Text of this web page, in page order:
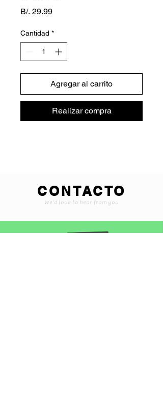
B/. 29.99Precio
Cantidad *
Agregar al carrito
Realizar compra
CONTACTO
We'd love to hear from you